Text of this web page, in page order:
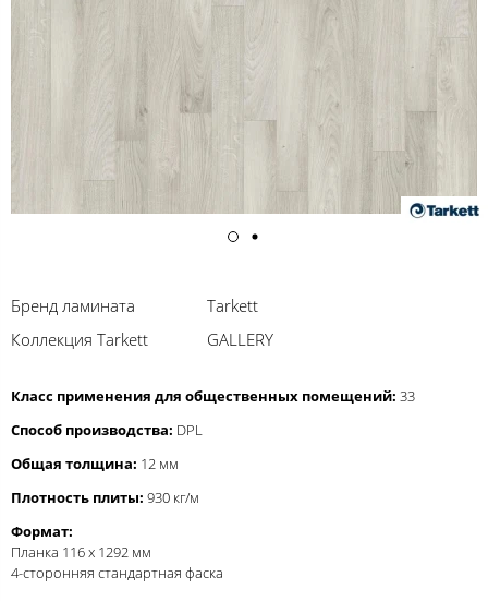
Бренд ламината
Tarkett
Коллекция Tarkett
GALLERY
Класс применения для общественных помещений: 33
Способ производства: DPL
Общая толщина: 12 мм
Плотность плиты: 930 кг/м
Формат:
Планка 116 x 1292 мм
4-сторонняя стандартная фаска